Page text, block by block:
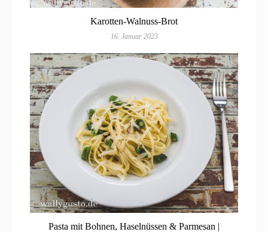
Karotten-Walnuss-Brot
16. Januar 2023
Pasta mit Bohnen, Haselnüssen & Parmesan |